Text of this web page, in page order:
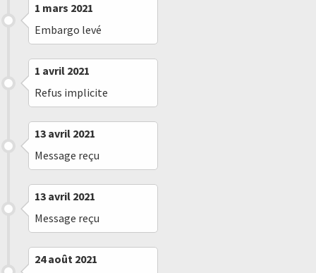
1 mars 2021
Embargo levé
1 avril 2021
Refus implicite
13 avril 2021
Message reçu
13 avril 2021
Message reçu
24 août 2021